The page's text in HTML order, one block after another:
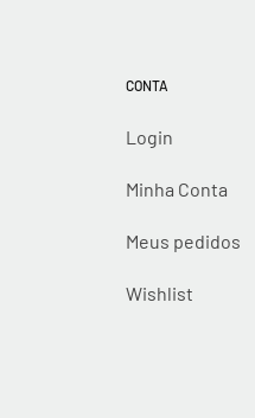
CONTA
Login
Minha Conta
Meus pedidos
Wishlist